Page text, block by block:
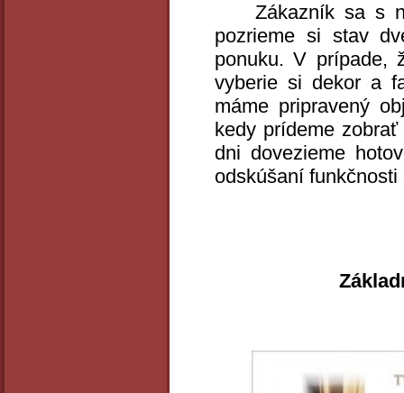
Zákazník sa s
pozrieme si stav
ponuku. V prípade,
vyberie si dekor a
máme pripravený
kedy prídeme
dni dovezieme
odskúšaní
Základná